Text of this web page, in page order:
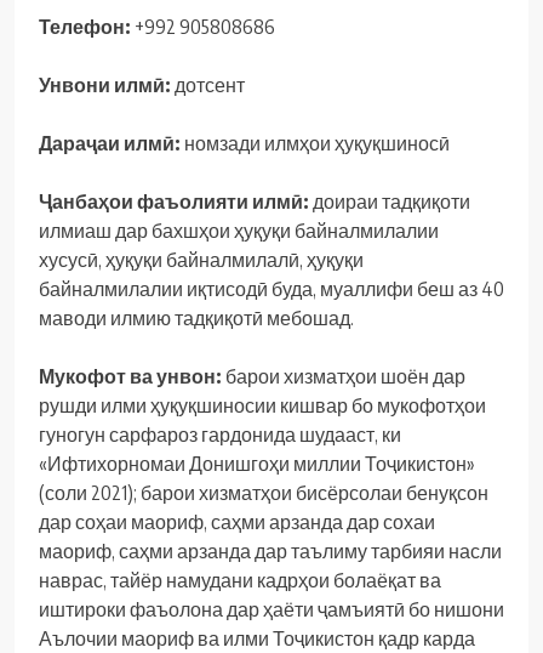
Телефон: +992 905808686
Унвони илмӣ: дотсент
Дараҷаи илмӣ: номзади илмҳои ҳуқуқшиносӣ
Ҷанбаҳои фаъолияти илмӣ: доираи тадқиқоти
илмиаш дар бахшҳои ҳуқуқи байналмилалии
хусусӣ, ҳуқуқи байналмилалӣ, ҳуқуқи
байналмилалии иқтисодӣ буда, муаллифи беш аз 40
маводи илмию тадқиқотӣ мебошад.
Мукофот ва унвон: барои хизматҳои шоён дар
рушди илми ҳуқуқшиносии кишвар бо мукофотҳои
гуногун сарфароз гардонида шудааст, ки
«Ифтихорномаи Донишгоҳи миллии Тоҷикистон»
(соли 2021); барои хизматҳои бисёрсолаи бенуқсон
дар соҳаи маориф, саҳми арзанда дар сохаи
маориф, саҳми арзанда дар таълиму тарбияи насли
наврас, тайёр намудани кадрҳои болаёқат ва
иштироки фаъолона дар ҳаёти ҷамъиятӣ бо нишони
Аълочии маориф ва илми Тоҷикистон қадр карда